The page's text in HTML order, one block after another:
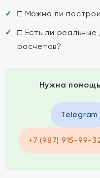
□ Можно ли
□ Есть ли
расчетов?
Нужна
Telegram
+7 (987) 915-99-